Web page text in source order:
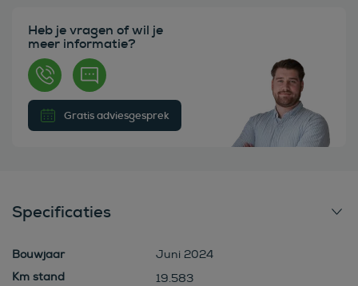
Heb je vragen of wil je
meer informatie?
Gratis adviesgesprek
Specificaties
Bouwjaar
Juni 2024
19.583